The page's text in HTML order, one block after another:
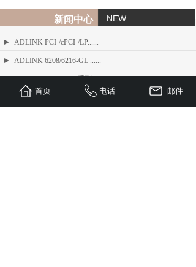
新闻中心 NEW
ADLINK PCI-/cPCI-/LP......
ADLINK 6208/6216-GL ......
ADLINK Angelo RTV 系列......
首页 电话 邮件